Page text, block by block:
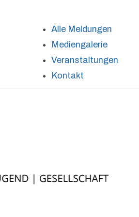
Alle Meldungen
Mediengalerie
Veranstaltungen
Kontakt